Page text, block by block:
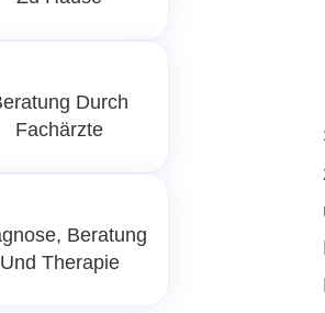
Durch
Fachärzte
Beratung
Und Therapie